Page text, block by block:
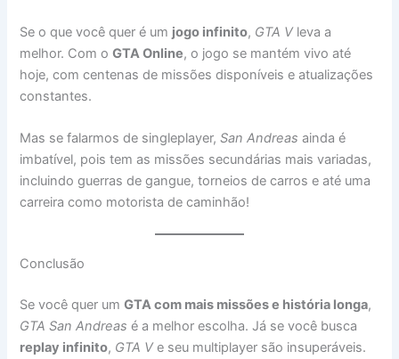
Se o que você quer é um jogo infinito, GTA Vleva a
melhor. Com oGTA Online, o jogo se mantém vivo até
hoje, com centenas de missões disponíveis e atualizações
constantes.
Mas se falarmos de singleplayer,San Andreas ainda é
imbatível, pois tem as missões secundárias mais variadas,
incluindo guerras de gangue, torneios de carros e até uma
carreira como motorista de caminhão!
Conclusão
Se você quer umGTA com mais missões e história longa,
GTA San Andreas é a melhor escolha. Já se você busca
replay infinito, GTA Ve seu multiplayer são insuperáveis.